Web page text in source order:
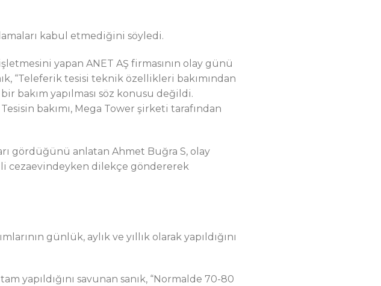
kabul etmediğini söyledi.
yapan ANET AŞ firmasının olay günü
“Teleferik tesisi teknik özellikleri bakımından
bakım yapılması söz konusu değildi.
bakımı, Mega Tower şirketi tarafından
gördüğünü anlatan Ahmet Buğra S, olay
cezaevindeyken dilekçe göndererek
günlük, aylık ve yıllık olarak yapıldığını
yapıldığını savunan sanık, “Normalde 70-80